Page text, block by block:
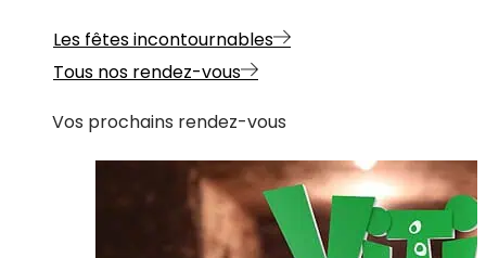
Les fêtes incontournables
Tous nos rendez-vous
Vos prochains rendez-vous